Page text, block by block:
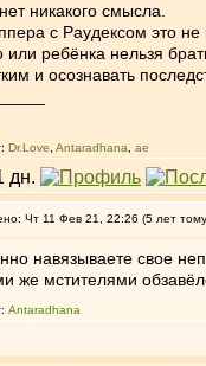
никакого смысла.
с Раудексом это не
или ребёнка нельзя
и осознавать
Dr.Love Antaradhana ae
Чт 11 Фев 21, 22:26 (5 лет
навязываете свое
же мстителями
Antaradhana